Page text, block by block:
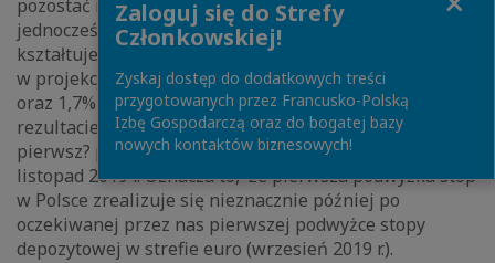
pozostać na obecnym poziomie do końca 2020 r. Należy
jednocześnie zwrócić uwagę, że nasza prognoza inflacji
kształtuje się znacz?co poniżej ścieżki przedstawionej
w projekcji NBP (1,4% w 2018 r. wobec 2,1% wg NBP
oraz 1,7% w 2019 r. wobec 2,7% w projekcji). W
rezultacie przesunęliśmy przewidywan? przez nas
pierwsz? podwyżkę stóp procentowych z lipca na
listopad 2019 r. Oznacza to, że pierwsza podwyżka stóp
w Polsce zrealizuje się nieznacznie później po
oczekiwanej przez nas pierwszej podwyżce stopy
depozytowej w strefie euro (wrzesień 2019 r.).
Zaloguj się do Strefy
Członkowskiej!
Zyskaj dostęp do dodatkowych treści
przygotowanych przez Francusko-Polską
Izbę Gospodarczą oraz do bogatej bazy
nowych kontaktów biznesowych!